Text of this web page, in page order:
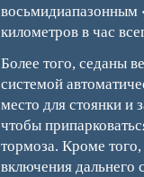
восьмидиапазонным
километров в час
Более того, седаны
системой
место для стоянки и
чтобы
тормоза. Кроме
включения дальнего